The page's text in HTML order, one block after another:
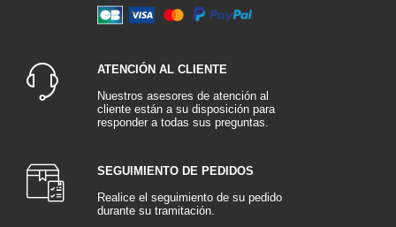
ATENCIÓN AL CLIENTE
Nuestros asesores de atención al
cliente están a su disposición para
responder a todas sus preguntas.
SEGUIMIENTO DE PEDIDOS
Realice el seguimiento de su pedido
durante su tramitación.